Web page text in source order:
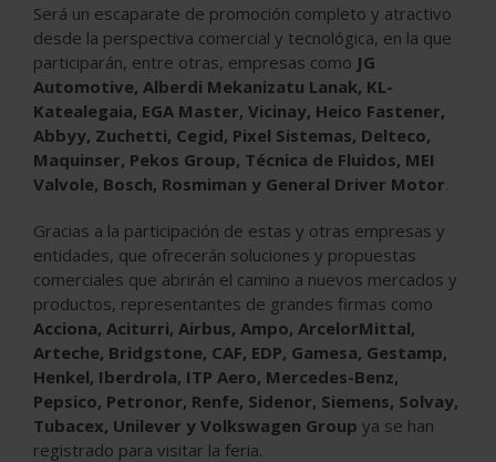
Será un escaparate de promoción completo y atractivo
desde la perspectiva comercial y tecnológica, en la que
participarán, entre otras, empresas como JG
Automotive, Alberdi Mekanizatu Lanak, KL-
Katealegaia, EGA Master, Vicinay, Heico Fastener,
Abbyy, Zuchetti, Cegid, Pixel Sistemas, Delteco,
Maquinser, Pekos Group, Técnica de Fluidos, MEI
Valvole, Bosch, Rosmiman y General Driver Motor.
Gracias a la participación de estas y otras empresas y
entidades, que ofrecerán soluciones y propuestas
comerciales que abrirán el camino a nuevos mercados y
productos, representantes de grandes firmas como
Acciona, Aciturri, Airbus, Ampo, ArcelorMittal,
Arteche, Bridgstone, CAF, EDP, Gamesa, Gestamp,
Henkel, Iberdrola, ITP Aero, Mercedes-Benz,
Pepsico, Petronor, Renfe, Sidenor, Siemens, Solvay,
Tubacex, Unilever y Volkswagen Group ya se han
registrado para visitar la feria.